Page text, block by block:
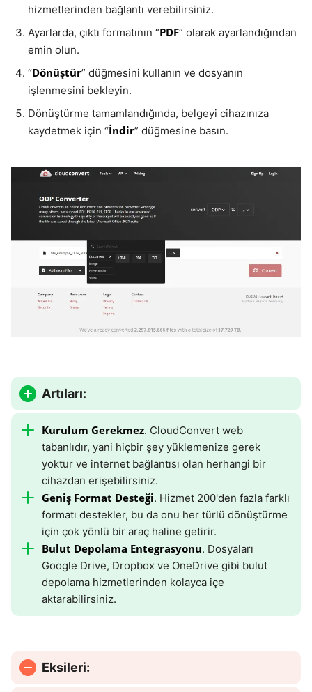
hizmetlerinden bağlantı verebilirsiniz.
Ayarlarda, çıktı formatının “PDF” olarak ayarlandığından
emin olun.
“Dönüştür” düğmesini kullanın ve dosyanın
işlenmesini bekleyin.
Dönüştürme tamamlandığında, belgeyi cihazınıza
kaydetmek için “İndir” düğmesine basın.
Artıları:
Kurulum Gerekmez. CloudConvert web
tabanlıdır, yani hiçbir şey yüklemenize gerek
yoktur ve internet bağlantısı olan herhangi bir
cihazdan erişebilirsiniz.
Geniş Format Desteği. Hizmet 200'den fazla farklı
formatı destekler, bu da onu her türlü dönüştürme
için çok yönlü bir araç haline getirir.
Bulut Depolama Entegrasyonu. Dosyaları
Google Drive, Dropbox ve OneDrive gibi bulut
depolama hizmetlerinden kolayca içe
aktarabilirsiniz.
Eksileri: